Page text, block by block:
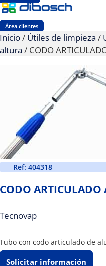
Área clientes
Inicio/ Útiles de limpieza /
altura / CODO
Ref: 404318
CODO
Tecnovap
Tubo con codo articulado de
Solicitar información